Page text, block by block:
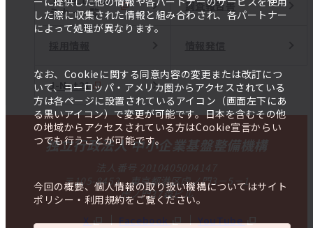
した際に収集された情報と組み合わされ、各パートナー
によって処理が異なります。
なお、Cookieに関する同意内容の変更または改訂につ
いて、ヨーロッパ・アメリカ圏からアクセスされている
方は各ページに設置されているアイコン（画面左下にあ
る黒いアイコン）で変更が可能です。日本を含むその他
の地域からアクセスされている方はCookie宣言からい
つでも行うことが可能です。
今回の概要、個人情報の取り扱い機構についてはサイト
ポリシー・利用規約をご覧ください。
ミナー一覧
調査報告書
J-Net21
独立行政法人 中小企業基盤整備機構
法人番号 2010405004147
〒105-8453 東京都港区虎ノ門3－5－1
虎ノ門37森ビル
X
Facebook YouTube